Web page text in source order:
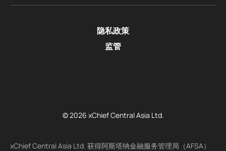
隐私政策
监管
© 2026 xChief Central Asia Ltd.
xChief Central Asia Ltd. 获得阿斯塔纳金融服务管理局（AFSA）